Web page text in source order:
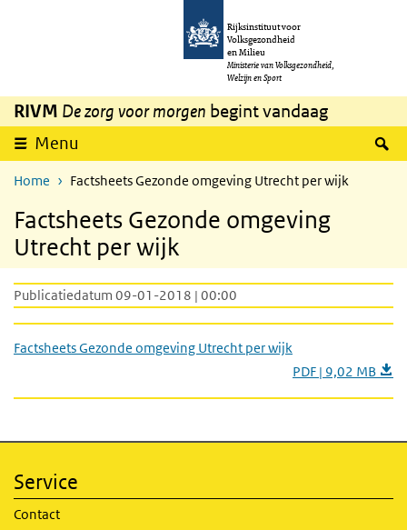
Overslaan en naar de inhoud gaan
Rijksinstituut voor
Volksgezondheid
en Milieu
Ministerie van Volksgezondheid,
Welzijn en Sport
RIVM De zorg voor morgen begint vandaag
Menu
Home Factsheets Gezonde omgeving Utrecht per wijk
Factsheets Gezonde omgeving
Utrecht per wijk
Publicatiedatum 09-01-2018 | 00:00
Factsheets Gezonde omgeving Utrecht per wijk
PDF | 9,02 MB
Service
Contact